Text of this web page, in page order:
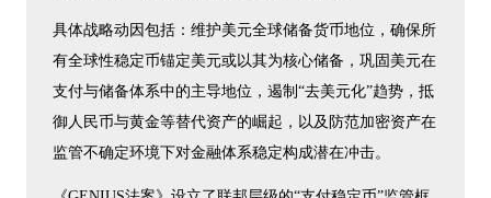
具体战略动因包括：维护美元全球储备货币地位，确保所
有全球性稳定币锚定美元或以其为核心储备，巩固美元在
支付与储备体系中的主导地位，遏制“去美元化”趋势，抵
御人民币与黄金等替代资产的崛起，以及防范加密资产在
监管不确定环境下对金融体系稳定构成潜在冲击。